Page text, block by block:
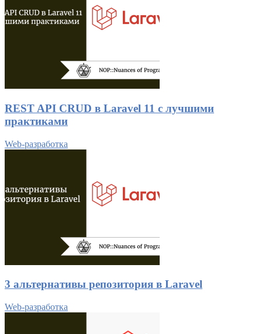
REST API CRUD в Laravel 11 с лучшими
практиками
Web-разработка
3 альтернативы репозитория в Laravel
Web-разработка